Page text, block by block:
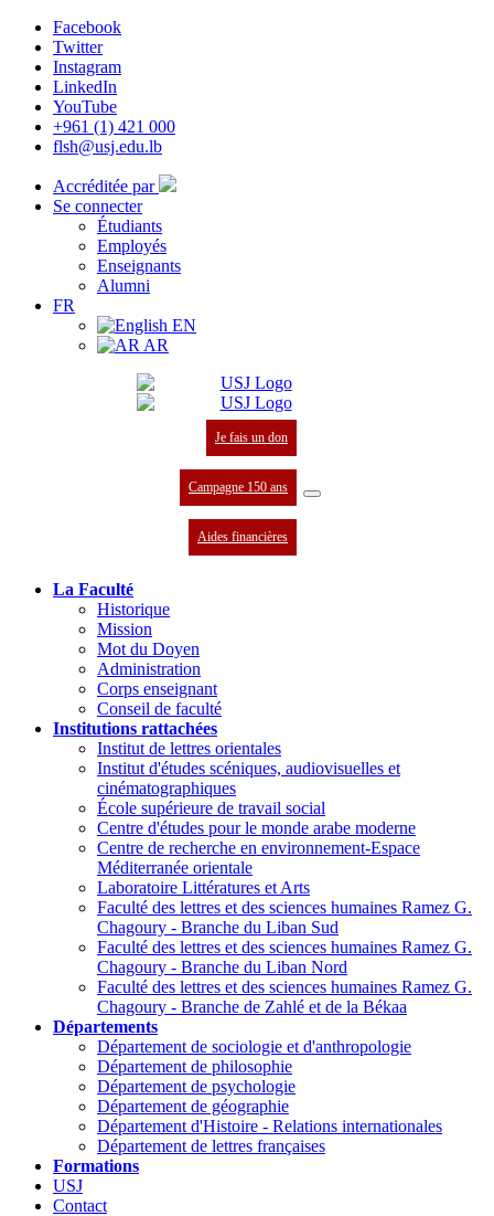
Facebook
Twitter
Instagram
LinkedIn
YouTube
+961 (1) 421 000
flsh@usj.edu.lb
Accréditée par
Se connecter
Étudiants
Employés
Enseignants
Alumni
FR
EN
AR
Je fais un don
Campagne 150 ans
Aides financières
La Faculté
Historique
Mission
Mot du Doyen
Administration
Corps enseignant
Conseil de faculté
Institutions rattachées
Institut de lettres orientales
Institut d'études scéniques, audiovisuelles et
cinématographiques
École supérieure de travail social
Centre d'études pour le monde arabe moderne
Centre de recherche en environnement-Espace
Méditerranée orientale
Laboratoire Littératures et Arts
Faculté des lettres et des sciences humaines Ramez G.
Chagoury - Branche du Liban Sud
Faculté des lettres et des sciences humaines Ramez G.
Chagoury - Branche du Liban Nord
Faculté des lettres et des sciences humaines Ramez G.
Chagoury - Branche de Zahlé et de la Békaa
Départements
Département de sociologie et d'anthropologie
Département de philosophie
Département de psychologie
Département de géographie
Département d'Histoire - Relations internationales
Département de lettres françaises
Formations
USJ
Contact